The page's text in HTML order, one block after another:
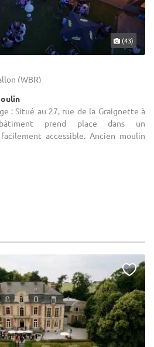
(43)
(WBR)
: Situé au 27, rue de la Graignette à
bâtiment prend place dans un
accessible. Ancien moulin